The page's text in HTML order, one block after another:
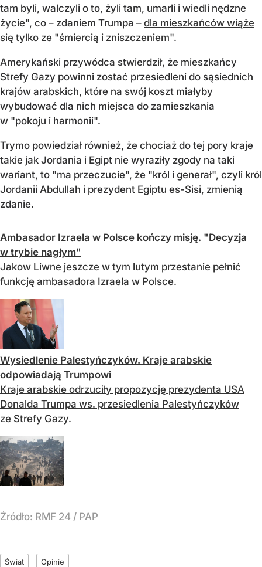
tam byli, walczyli o to, żyli tam, umarli i wiedli nędzne
życie", co – zdaniem Trumpa – dla mieszkańców wiąże
się tylko ze "śmiercią i zniszczeniem".
Amerykański przywódca stwierdził, że mieszkańcy
Strefy Gazy powinni zostać przesiedleni do sąsiednich
krajów arabskich, które na swój koszt miałyby
wybudować dla nich miejsca do zamieszkania
w "pokoju i harmonii".
Trymo powiedział również, że chociaż do tej pory kraje
takie jak Jordania i Egipt nie wyraziły zgody na taki
wariant, to "ma przeczucie", że "król i generał", czyli król
Jordanii Abdullah i prezydent Egiptu es-Sisi, zmienią
zdanie.
Ambasador Izraela w Polsce kończy misję. "Decyzja
w trybie nagłym"
Jakow Liwne jeszcze w tym lutym przestanie pełnić
funkcję ambasadora Izraela w Polsce.
Wysiedlenie Palestyńczyków. Kraje arabskie
odpowiadają Trumpowi
Kraje arabskie odrzuciły propozycję prezydenta USA
Donalda Trumpa ws. przesiedlenia Palestyńczyków
ze Strefy Gazy.
Źródło: RMF 24 / PAP
Świat Opinie